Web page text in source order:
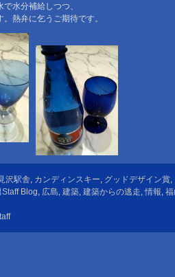
水分補給しつつ、
熱弁に乞うご期待です。
沢駅舎 カンディンスキー グッドデザイン賞
Staff Blog 広島 建築 建築からの逃走 ,情報